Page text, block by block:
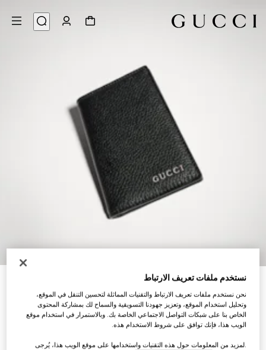
التخصيص بالأحرف الأولى
محفظة طويلة مع حافظة بطاقات مزيّنة بشعار Gucci
€ 450
نستخدم ملفات تعريف الارتباط
نحن نستخدم ملفات تعريف الارتباط والتقنيات المماثلة لتحسين التنقل في الموقع،
وتحليل استخدام الموقع، وتعزيز جهودنا التسويقية والسماح لك بمشاركة المحتوى
الخاص بنا على شبكات التواصل الاجتماعي الخاصة بك. وبالاستمرار في استخدام موقع
الويب هذا، فإنك توافق على شروط الاستخدام هذه.
.لمزيد من المعلومات حول هذه التقنيات واستخدامها على موقع الويب هذا، يُرجى